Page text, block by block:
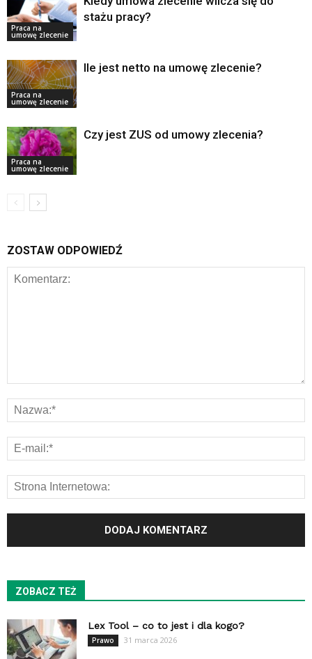
Praca na
umowę zlecenie
stażu pracy?
Praca na
umowę zlecenie
Ile jest netto na umowę zlecenie?
Praca na
umowę zlecenie
Czy jest ZUS od umowy zlecenia?
ZOSTAW ODPOWIEDŹ
ZOBACZ TEŻ
Lex Tool – co to jest i dla kogo?
Prawo 31 marca 2026